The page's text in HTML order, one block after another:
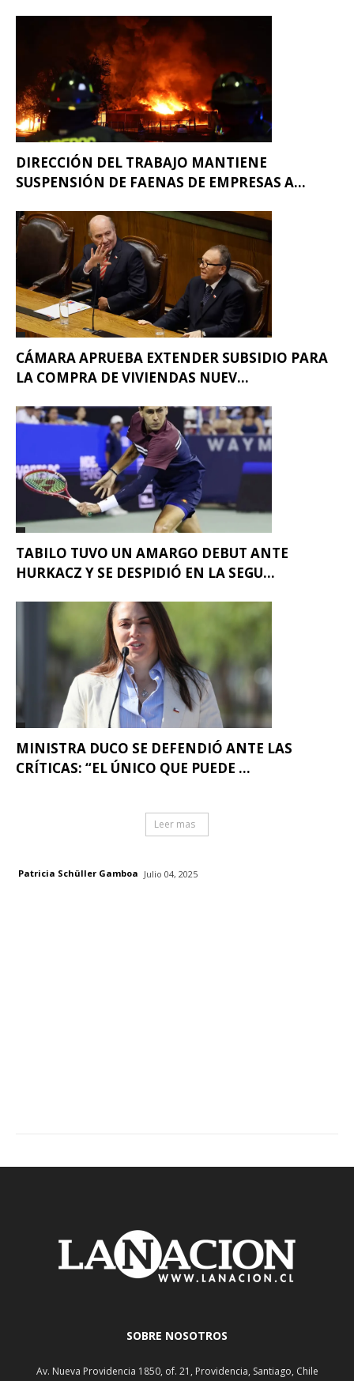
DIRECCIÓN DEL TRABAJO MANTIENE
SUSPENSIÓN DE FAENAS DE EMPRESAS A...
CÁMARA APRUEBA EXTENDER SUBSIDIO PARA
LA COMPRA DE VIVIENDAS NUEV...
TABILO TUVO UN AMARGO DEBUT ANTE
HURKACZ Y SE DESPIDIÓ EN LA SEGU...
MINISTRA DUCO SE DEFENDIÓ ANTE LAS
CRÍTICAS: “EL ÚNICO QUE PUEDE ...
Leer mas
Patricia Schüller Gamboa Julio 04, 2025
SOBRE NOSOTROS
Av. Nueva Providencia 1850, of. 21, Providencia, Santiago, Chile